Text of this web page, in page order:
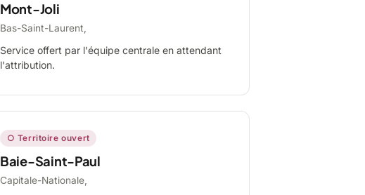
Mont-Joli
Bas-Saint-Laurent,
Service offert par l'équipe centrale en attendant
l'attribution.
○ Territoire ouvert
Baie-Saint-Paul
Capitale-Nationale,